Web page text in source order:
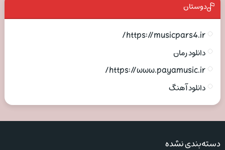
دوستان
https://musicpars4.ir/
دانلود رمان
https://www.payamusic.ir/
دانلود آهنگ
دسته‌بندی نشده